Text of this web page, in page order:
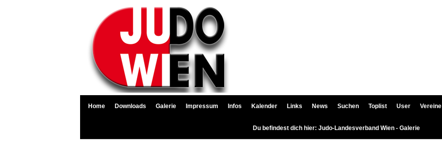
Home Downloads Galerie Impressum Infos Kalender Links News Suchen Toplist User Vereine
Du befindest dich hier: Judo-Landesverband Wien - Galerie